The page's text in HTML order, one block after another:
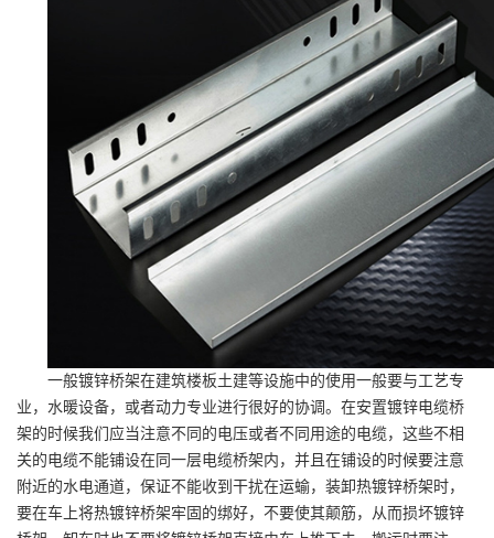
一般镀锌桥架在建筑楼板土建等设施中的使用一般要与工艺专
业，水暖设备，或者动力专业进行很好的协调。在安置镀锌电缆桥
架的时候我们应当注意不同的电压或者不同用途的电缆，这些不相
关的电缆不能铺设在同一层电缆桥架内，并且在铺设的时候要注意
附近的水电通道，保证不能收到干扰在运蝓，装卸热镀锌桥架时，
要在车上将热镀锌桥架牢固的绑好，不要使其颠筋，从而损坏镀锌